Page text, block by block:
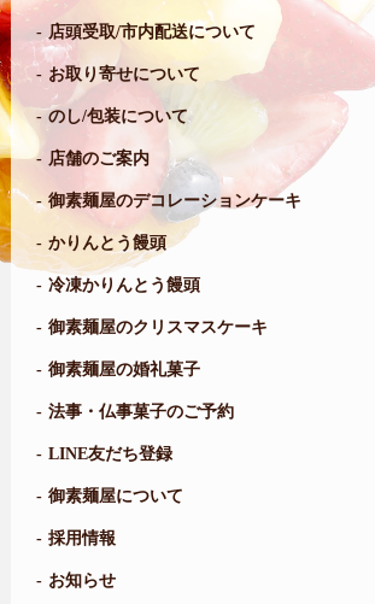
店頭受取/市内配送について
お取り寄せについて
のし/包装について
店舗のご案内
御素麺屋のデコレーションケーキ
かりんとう饅頭
冷凍かりんとう饅頭
御素麺屋のクリスマスケーキ
御素麺屋の婚礼菓子
法事・仏事菓子のご予約
LINE友だち登録
御素麺屋について
採用情報
お知らせ